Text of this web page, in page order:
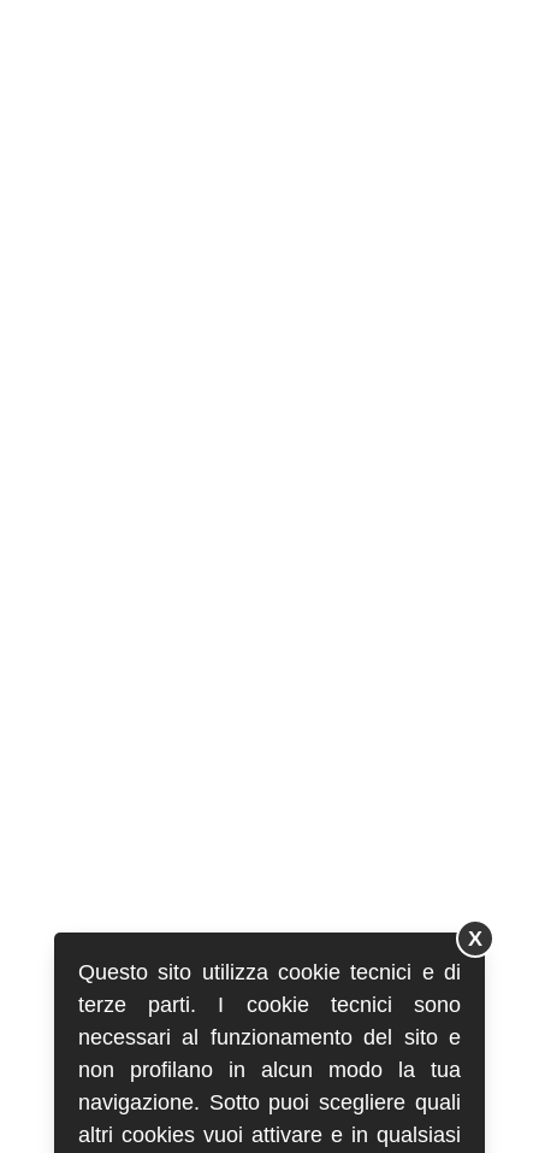
Questo sito utilizza cookie tecnici e di
terze parti. I cookie tecnici sono
necessari al funzionamento del sito e
non profilano in alcun modo la tua
navigazione. Sotto puoi scegliere quali
altri cookies vuoi attivare e in qualsiasi
X